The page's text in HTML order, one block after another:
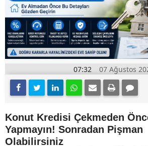
07:32 07 Ağustos
Konut Kredisi Çekmeden
Yapmayın! Sonradan Pişman
Olabilirsiniz